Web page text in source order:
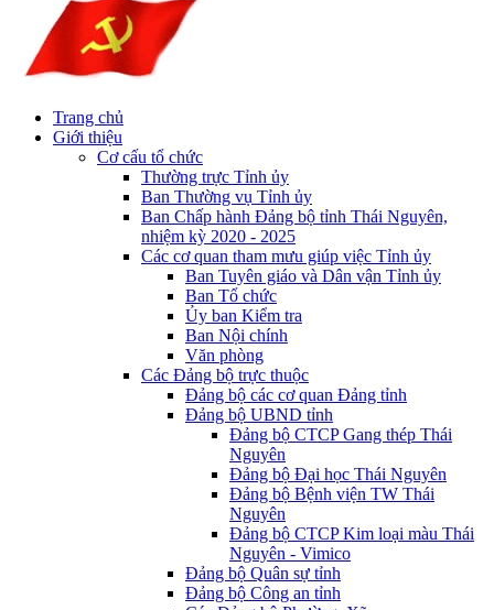
Trang chủ
Giới thiệu
Cơ cấu tổ chức
Thường trực Tỉnh ủy
Ban Thường vụ Tỉnh ủy
Ban Chấp hành Đảng bộ tỉnh Thái Nguyên,
nhiệm kỳ 2020 - 2025
Các cơ quan tham mưu giúp việc Tỉnh ủy
Ban Tuyên giáo và Dân vận Tỉnh ủy
Ban Tổ chức
Ủy ban Kiểm tra
Ban Nội chính
Văn phòng
Các Đảng bộ trực thuộc
Đảng bộ các cơ quan Đảng tỉnh
Đảng bộ UBND tỉnh
Đảng bộ CTCP Gang thép Thái
Nguyên
Đảng bộ Đại học Thái Nguyên
Đảng bộ Bệnh viện TW Thái
Nguyên
Đảng bộ CTCP Kim loại màu Thái
Nguyên - Vimico
Đảng bộ Quân sự tỉnh
Đảng bộ Công an tỉnh